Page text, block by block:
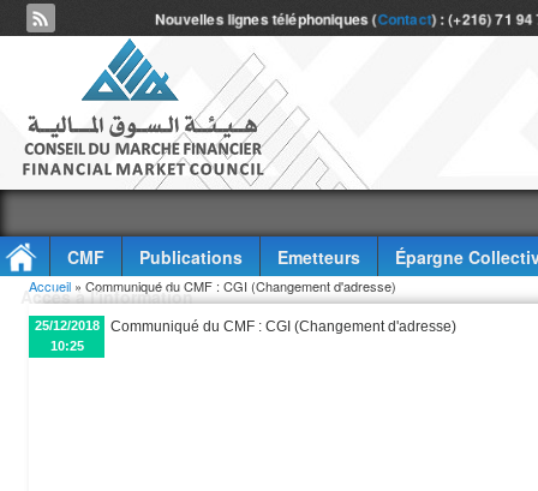
Nouvelles lignes téléphoniques (Contact) : (+216) 71
CMF Publications Emetteurs
Épargne
Accès à l'information
Vous êtes ici
Accueil » Communiqué du CMF : CGI (Changement d'adresse)
25/12/2018
10:25
Communiqué du CMF : CGI (Changement d'adresse)